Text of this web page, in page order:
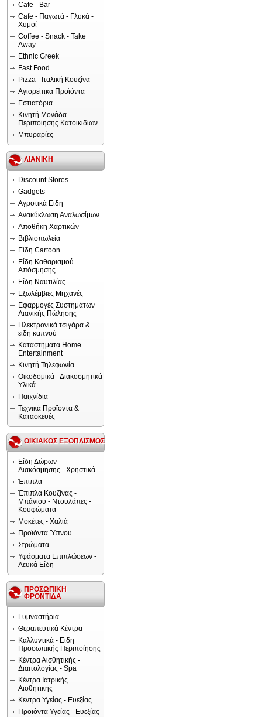
Cafe - Bar
Cafe - Παγωτά - Γλυκά -
Χυμοί
Coffee - Snack - Take
Away
Ethnic Greek
Fast Food
Pizza - Ιταλική Κουζίνα
Αγιορείτικα Προϊόντα
Εστιατόρια
Κινητή Μονάδα
Περιποίησης Κατοικιδίων
Μπυραρίες
ΛΙΑΝΙΚΗ
Discount Stores
Gadgets
Αγροτικά Είδη
Ανακύκλωση Αναλωσίμων
Αποθήκη Χαρτικών
Βιβλιοπωλεία
Είδη Cartoon
Είδη Καθαρισμού -
Απόσμησης
Είδη Ναυτιλίας
Εξωλέμβιες Μηχανές
Εφαρμογές Συστημάτων
Λιανικής Πώλησης
Ηλεκτρονικά τσιγάρα &
είδη καπνού
Καταστήματα Home
Entertainment
Κινητή Τηλεφωνία
Οικοδομικά - Διακοσμητικά
Υλικά
Παιχνίδια
Τεχνικά Προϊόντα &
Κατασκευές
ΟΙΚΙΑΚΟΣ ΕΞΟΠΛΙΣΜΟΣ
Είδη Δώρων -
Διακόσμησης - Χρηστικά
Έπιπλα
Έπιπλα Κουζίνας -
Μπάνιου - Ντουλάπες -
Κουφώματα
Μοκέτες - Χαλιά
Προϊόντα Ύπνου
Στρώματα
Υφάσματα Επιπλώσεων -
Λευκά Είδη
ΠΡΟΣΩΠΙΚΗ
ΦΡΟΝΤΙΔΑ
Γυμναστήρια
Θεραπευτικά Κέντρα
Καλλυντικά - Είδη
Προσωπικής Περιποίησης
Κέντρα Αισθητικής -
Διαιτολογίας - Spa
Κέντρα Ιατρικής
Αισθητικής
Κεντρα Υγείας - Ευεξίας
Προϊόντα Υγείας - Ευεξίας